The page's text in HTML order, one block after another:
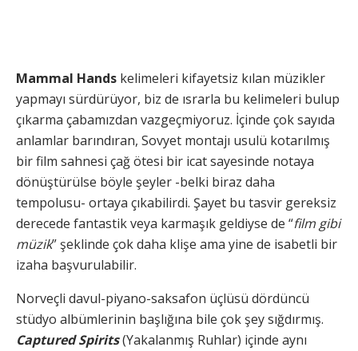
Mammal Hands kelimeleri kifayetsiz kılan müzikler
yapmayı sürdürüyor, biz de ısrarla bu kelimeleri bulup
çıkarma çabamızdan vazgeçmiyoruz. İçinde çok sayıda
anlamlar barındıran, Sovyet montajı usulü kotarılmış
bir film sahnesi çağ ötesi bir icat sayesinde notaya
dönüştürülse böyle şeyler -belki biraz daha
tempolusu- ortaya çıkabilirdi. Şayet bu tasvir gereksiz
derecede fantastik veya karmaşık geldiyse de “film gibi
müzik” şeklinde çok daha klişe ama yine de isabetli bir
izaha başvurulabilir.
Norveçli davul-piyano-saksafon üçlüsü dördüncü
stüdyo albümlerinin başlığına bile çok şey sığdırmış.
Captured Spirits(Yakalanmış Ruhlar) içinde aynı